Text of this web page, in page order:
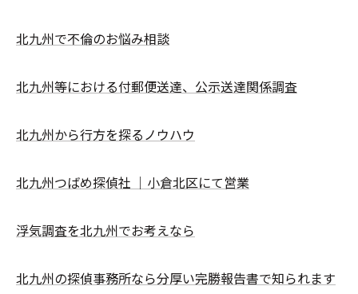
北九州で不倫のお悩み相談
北九州等における付郵便送達、公示送達関係調査
北九州から行方を探るノウハウ
北九州つばめ探偵社 ｜小倉北区にて営業
浮気調査を北九州でお考えなら
北九州の探偵事務所なら分厚い完勝報告書で知られます